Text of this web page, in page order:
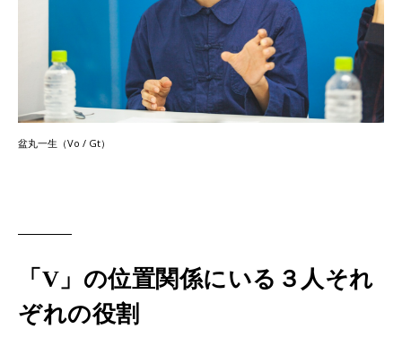
盆丸一生（Vo / Gt）
「V」の位置関係にいる３人それ
ぞれの役割